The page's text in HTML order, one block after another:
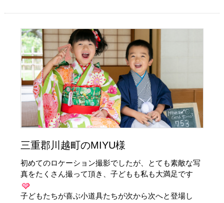
三重郡川越町のMIYU様
初めてのロケーション撮影でしたが、とても素敵な写
真をたくさん撮って頂き、子どもも私も大満足です
子どもたちが喜ぶ小道具たちが次から次へと登場し